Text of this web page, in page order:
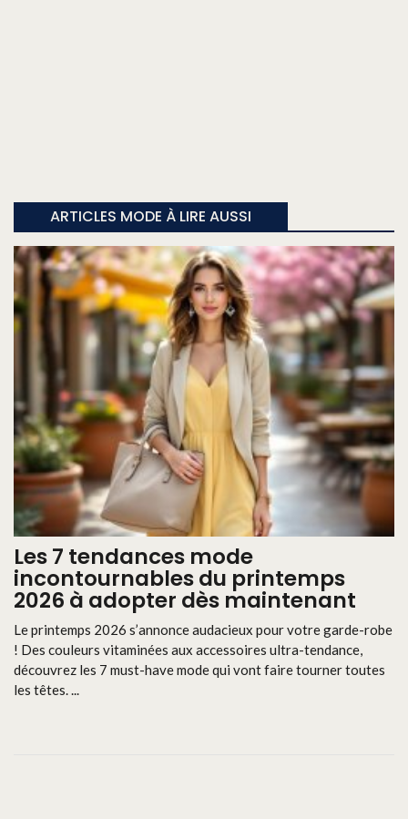
ARTICLES MODE À LIRE AUSSI
Les 7 tendances mode
incontournables du printemps
2026 à adopter dès maintenant
Le printemps 2026 s’annonce audacieux pour votre garde-robe
! Des couleurs vitaminées aux accessoires ultra-tendance,
découvrez les 7 must-have mode qui vont faire tourner toutes
les têtes. ...